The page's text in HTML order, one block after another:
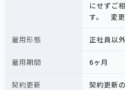
にせずご
す。 変更
雇用形態 正社員以外
雇用期間 6ヶ月
契約更新 契約更新